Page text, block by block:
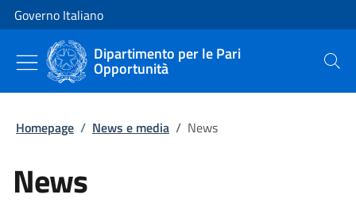
Vai al contenuto
Vai alla navigazione del sito
Governo Italiano
Dipartimento per le Pari
Opportunità Cerca
Homepage / News e media / News
News